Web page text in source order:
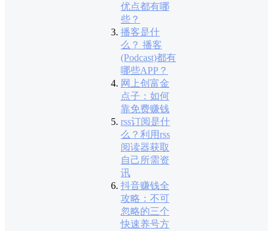
优点都有哪
些？
播客是什
么？ 播客
(Podcast)都有
哪些APP？
网上创富金
点子：如何
靠免费赚钱
rss订阅是什
么？利用rss
阅读器获取
自己所需资
讯
抖音赚钱全
攻略：不可
忽略的三个
快速养号方